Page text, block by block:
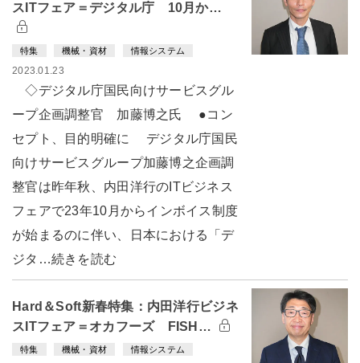
スITフェア＝デジタル庁 10月か…
特集 機械・資材 情報システム
2023.01.23
◇デジタル庁国民向けサービスグル
ープ企画調整官 加藤博之氏 ●コン
セプト、目的明確に デジタル庁国民
向けサービスグループ加藤博之企画調
整官は昨年秋、内田洋行のITビジネス
フェアで23年10月からインボイス制度
が始まるのに伴い、日本における「デ
ジタ…続きを読む
Hard＆Soft新春特集：内田洋行ビジネ
スITフェア＝オカフーズ FISH…
特集 機械・資材 情報システム